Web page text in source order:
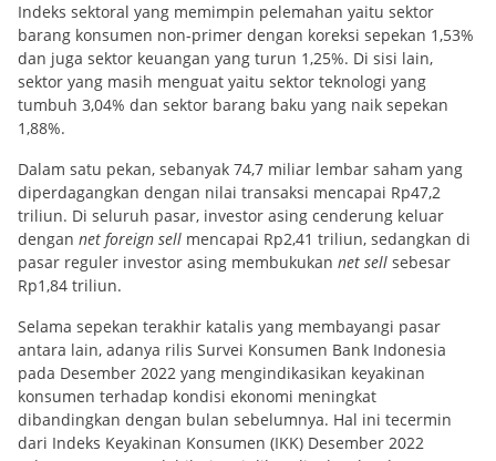
Indeks sektoral yang memimpin pelemahan yaitu sektor
barang konsumen non-primer dengan koreksi sepekan 1,53%
dan juga sektor keuangan yang turun 1,25%. Di sisi lain,
sektor yang masih menguat yaitu sektor teknologi yang
tumbuh 3,04% dan sektor barang baku yang naik sepekan
1,88%.
Dalam satu pekan, sebanyak 74,7 miliar lembar saham yang
diperdagangkan dengan nilai transaksi mencapai Rp47,2
triliun. Di seluruh pasar, investor asing cenderung keluar
dengan net foreign sell mencapai Rp2,41 triliun, sedangkan di
pasar reguler investor asing membukukan net sell sebesar
Rp1,84 triliun.
Selama sepekan terakhir katalis yang membayangi pasar
antara lain, adanya rilis Survei Konsumen Bank Indonesia
pada Desember 2022 yang mengindikasikan keyakinan
konsumen terhadap kondisi ekonomi meningkat
dibandingkan dengan bulan sebelumnya. Hal ini tecermin
dari Indeks Keyakinan Konsumen (IKK) Desember 2022